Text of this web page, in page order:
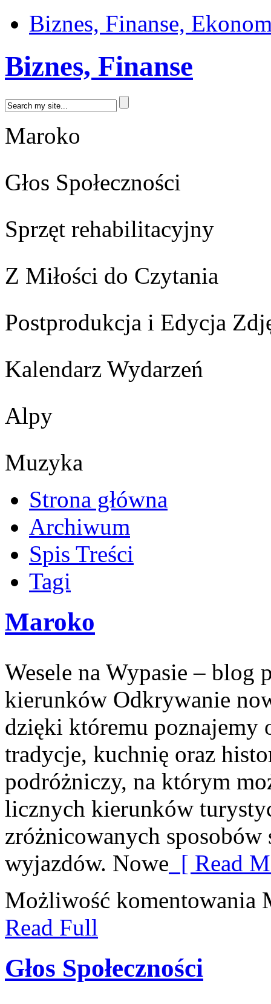
Biznes, Finanse,
Biznes, Finanse
Maroko
Głos Społeczności
Sprzęt rehabilitacyjny
Z Miłości do Czytania
Postprodukcja i Edycja
Kalendarz Wydarzeń
Alpy
Muzyka
Strona główna
Archiwum
Spis Treści
Tagi
Maroko
Wesele na Wypasie – blog
kierunków Odkrywanie
dzięki któremu poznajemy
tradycje, kuchnię oraz
podróżniczy, na którym
licznych kierunków
zróżnicowanych sposobów
wyjazdów. Nowe [ Read
Możliwość komentowania
Read Full
Głos Społeczności